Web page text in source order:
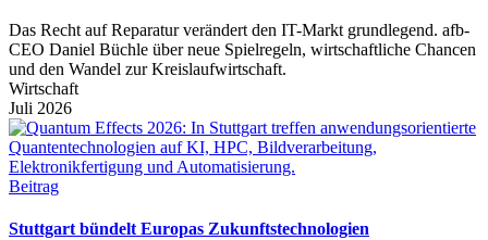
Das Recht auf Reparatur verändert den IT-Markt grundlegend. afb-
CEO Daniel Büchle über neue Spielregeln, wirtschaftliche Chancen
und den Wandel zur Kreislaufwirtschaft.
Wirtschaft
Juli 2026
Beitrag
Stuttgart bündelt Europas Zukunftstechnologien